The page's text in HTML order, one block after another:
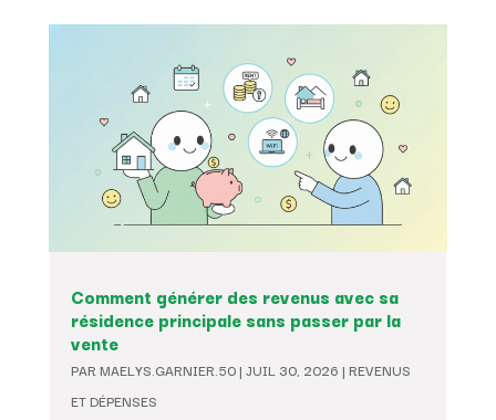
Comment générer des revenus avec sa
résidence principale sans passer par la
vente
PAR MAELYS.GARNIER.50| JUIL 30, 2026 | REVENUS
ET DÉPENSES